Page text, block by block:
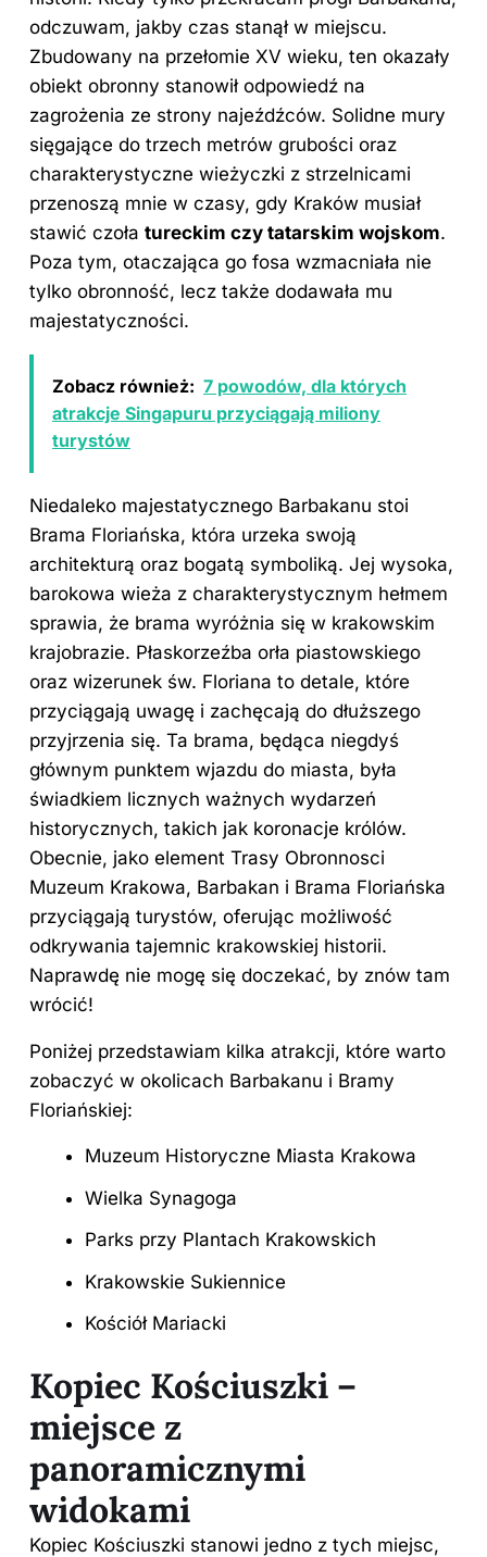
odczuwam, jakby czas stanął w miejscu.
Zbudowany na przełomie XV wieku, ten okazały
obiekt obronny stanowił odpowiedź na
zagrożenia ze strony najeźdźców. Solidne mury
sięgające do trzech metrów grubości oraz
charakterystyczne wieżyczki z strzelnicami
przenoszą mnie w czasy, gdy Kraków musiał
stawić czoła tureckim czy tatarskim wojskom.
Poza tym, otaczająca go fosa wzmacniała nie
tylko obronność, lecz także dodawała mu
majestatyczności.
Zobacz również: 7 powodów, dla których
atrakcje Singapuru przyciągają miliony
turystów
Niedaleko majestatycznego Barbakanu stoi
Brama Floriańska, która urzeka swoją
architekturą oraz bogatą symboliką. Jej wysoka,
barokowa wieża z charakterystycznym hełmem
sprawia, że brama wyróżnia się w krakowskim
krajobrazie. Płaskorzeźba orła piastowskiego
oraz wizerunek św. Floriana to detale, które
przyciągają uwagę i zachęcają do dłuższego
przyjrzenia się. Ta brama, będąca niegdyś
głównym punktem wjazdu do miasta, była
świadkiem licznych ważnych wydarzeń
historycznych, takich jak koronacje królów.
Obecnie, jako element Trasy Obronnosci
Muzeum Krakowa, Barbakan i Brama Floriańska
przyciągają turystów, oferując możliwość
odkrywania tajemnic krakowskiej historii.
Naprawdę nie mogę się doczekać, by znów tam
wrócić!
Poniżej przedstawiam kilka atrakcji, które warto
zobaczyć w okolicach Barbakanu i Bramy
Floriańskiej:
Muzeum Historyczne Miasta Krakowa
Wielka Synagoga
Parks przy Plantach Krakowskich
Krakowskie Sukiennice
Kościół Mariacki
Kopiec Kościuszki –
miejsce z
panoramicznymi
widokami
Kopiec Kościuszki stanowi jedno z tych miejsc,